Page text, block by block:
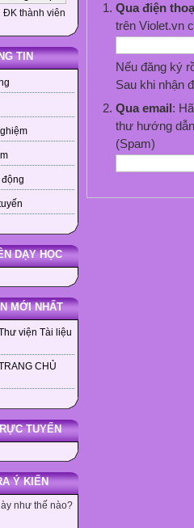
ĐK thành viên
TIN
DẠY HỌC
MỚI NHẤT
viện Tài liệu
CHỦ
TUYẾN
Ý KIẾN
như thế nào?
Qua điện
trên Violet.vn
Nếu đăng ký
Sau khi nhận
Qua email :
thư hướng
(Spam)